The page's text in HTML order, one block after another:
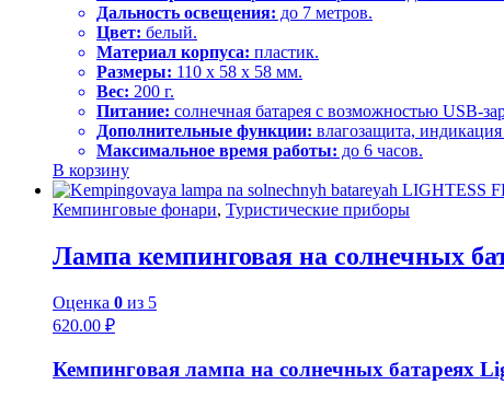
Дальность освещения: до 7 метров.
Цвет: белый.
Материал корпуса: пластик.
Размеры: 110 x 58 x 58 мм.
Вес: 200 г.
Питание: солнечная батарея с возможностью USB-
Дополнительные функции: влагозащита,
Максимальное время работы: до 6 часов.
В корзину
Кемпинговые фонари, Туристические приборы
Лампа кемпинговая на солнечных
Оценка 0 из 5
620.00 ₽
Кемпинговая лампа на солнечных батареях